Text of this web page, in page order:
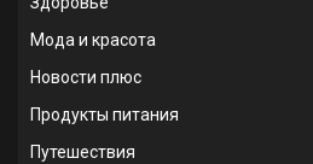
Мода и красота
Новости плюс
Продукты питания
Путешествия